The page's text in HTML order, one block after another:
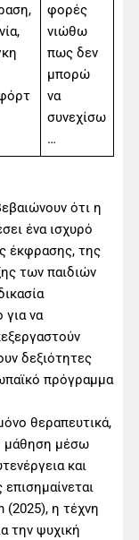
φορές
νιώθω
πως δεν
μπορώ
να
συνεχίσω
…
ότι η
ένα ισχυρό
έκφρασης, της
των παιδιών
να
δεξιότητες
πρόγραμμα
θεραπευτικά,
μάθηση μέσω
και
η τέχνη
την ψυχική